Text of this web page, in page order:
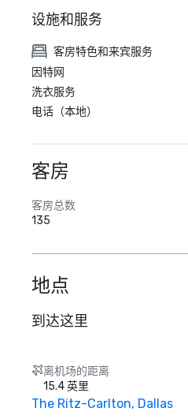
设施和服务
客房特色和来宾服务
因特网
洗衣服务
电话（本地）
客房
客房总数
135
地点
到达这里
离机场的距离
15.4 英里
The Ritz-Carlton, Dallas